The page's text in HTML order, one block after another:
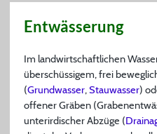
Entwässerung
Im landwirtschaftlichen
überschüssigem, frei
(Grundwasser, Stauwasser)
offener Gräben
unterirdischer Abzüge (